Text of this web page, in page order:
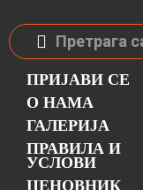
ПРИЈАВИ СЕ
О НАМА
ГАЛЕРИЈА
ПРАВИЛА И
УСЛОВИ
ЦЕНОВНИК